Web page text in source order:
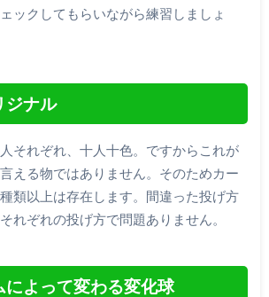
ックしてもらいながら練習しましょ
ジナル
それぞれ、十人十色。ですからこれが
える物ではありません。そのためカー
類以上は存在します。間違った投げ方
れぞれの投げ方で問題ありません。
によって変わる変化球